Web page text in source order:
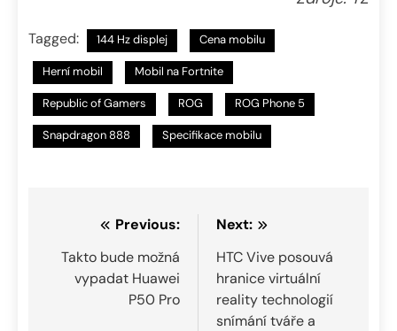
Tagged: 144 Hz displej Cena mobilu
Herní mobil Mobil na Fortnite
Republic of Gamers ROG ROG Phone 5
Snapdragon 888 Specifikace mobilu
Navigace
pro
příspěvek
Previous:
Takto bude možná
vypadat Huawei
P50 Pro
Next:
HTC Vive posouvá
hranice virtuální
reality technologií
snímání tváře a